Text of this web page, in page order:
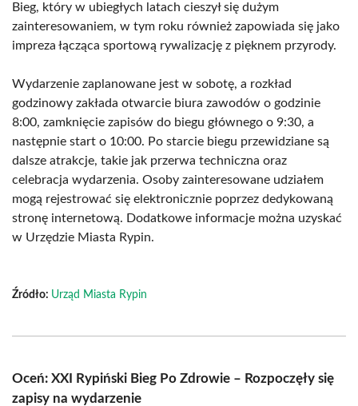
Bieg, który w ubiegłych latach cieszył się dużym
zainteresowaniem, w tym roku również zapowiada się jako
impreza łącząca sportową rywalizację z pięknem przyrody.
Wydarzenie zaplanowane jest w sobotę, a rozkład
godzinowy zakłada otwarcie biura zawodów o godzinie
8:00, zamknięcie zapisów do biegu głównego o 9:30, a
następnie start o 10:00. Po starcie biegu przewidziane są
dalsze atrakcje, takie jak przerwa techniczna oraz
celebracja wydarzenia. Osoby zainteresowane udziałem
mogą rejestrować się elektronicznie poprzez dedykowaną
stronę internetową. Dodatkowe informacje można uzyskać
w Urzędzie Miasta Rypin.
Źródło: Urząd Miasta Rypin
Oceń: XXI Rypiński Bieg Po Zdrowie – Rozpoczęły się
zapisy na wydarzenie